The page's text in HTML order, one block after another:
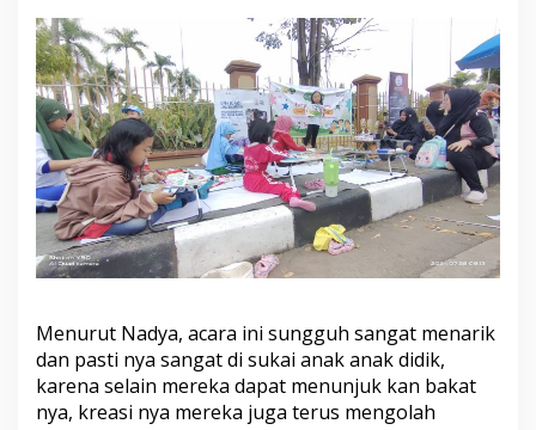
Menurut Nadya, acara ini sungguh sangat menarik
dan pasti nya sangat di sukai anak anak didik,
karena selain mereka dapat menunjuk kan bakat
nya, kreasi nya mereka juga terus mengolah